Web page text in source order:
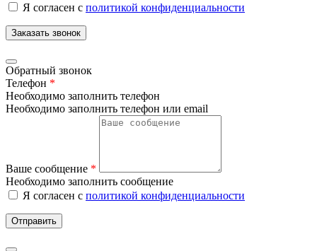
Я согласен с политикой конфиденциальности
Заказать звонок
Обратный звонок
Телефон *
Необходимо заполнить телефон
Необходимо заполнить телефон или email
Ваше сообщение *
Необходимо заполнить сообщение
Я согласен с политикой конфиденциальности
Отправить